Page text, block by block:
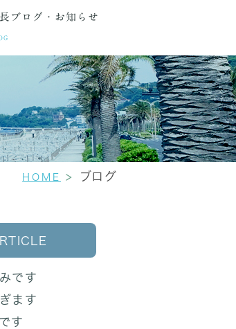
更年期障害
オン
ブログ・お知らせ
HOME ブログ
です
ます
す